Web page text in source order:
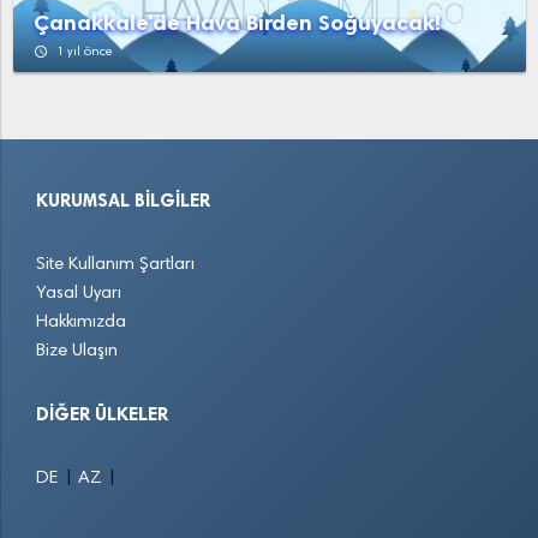
Çanakkale'de Hava Birden Soğuyacak!
access_time 1 yıl önce
KURUMSAL BILGILER
Site Kullanım Şartları
Yasal Uyarı
Hakkımızda
Bize Ulaşın
DIĞER ÜLKELER
DE AZ